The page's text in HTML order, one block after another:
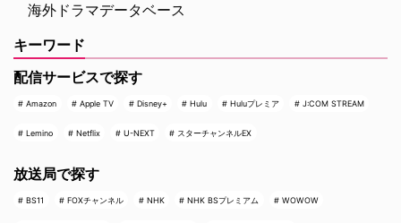
海外ドラマデータベース
キーワード
配信サービスで探す
Amazon Apple TV Disney+ Hulu Huluプレミア J:COM STREAM
Lemino Netflix U-NEXT スターチャンネルEX
放送局で探す
BS11 FOXチャンネル NHK NHK BSプレミアム WOWOW